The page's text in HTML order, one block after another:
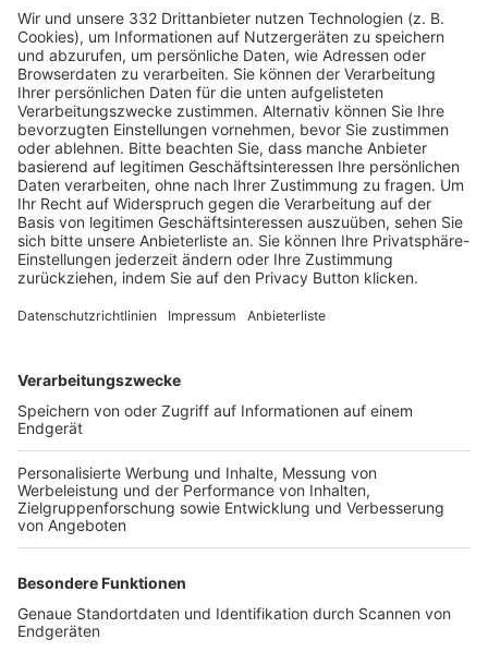
HÄUFIG BESUCHTE SEITEN
Pässe und Vereinswechsel
Trainerausbildung
Schulungsangebot Vereinsmitarbeiter
BFV-Geschäftsstellen
Trainerbörse
Login SpielPlus
FOLGE DEM BFV
TOP-VEREINE
TOP-PARTNER